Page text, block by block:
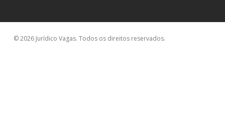
© 2026 Jurídico Vagas. Todos os direitos reservados.